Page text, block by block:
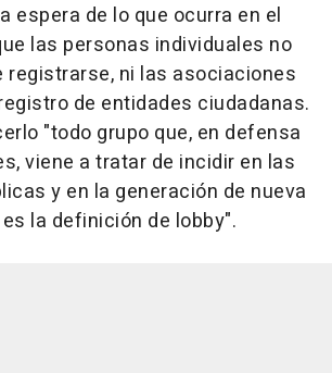
espera de lo que ocurra en el
las personas individuales no
registrarse, ni las asociaciones
de entidades ciudadanas.
"todo grupo que, en defensa
viene a tratar de incidir en las
y en la generación de nueva
la definición de lobby".